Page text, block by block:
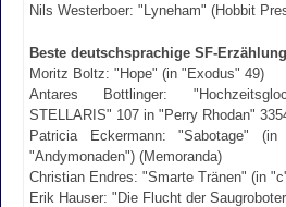
Nils Westerboer: "Lyneham" (Hobbit
Beste deutschsprachige SF-
Moritz Boltz: "Hope" (in "Exodus" 49)
Antares Bottlinger:
STELLARIS" 107 in "Perry Rhodan"
Patricia Eckermann: "Sabotage"
"Andymonaden") (Memoranda)
Christian Endres: "Smarte Tränen" (in
Erik Hauser: "Die Flucht der